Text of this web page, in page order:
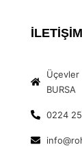
İLETİŞİM
Üçevler
BURSA
0224